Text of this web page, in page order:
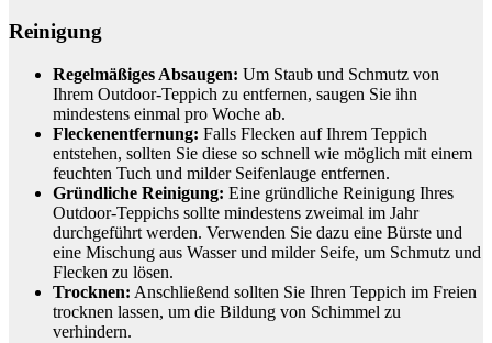
Reinigung
Regelmäßiges Absaugen: Um Staub und Schmutz von
Ihrem Outdoor-Teppich zu entfernen, saugen Sie ihn
mindestens einmal pro Woche ab.
Fleckenentfernung: Falls Flecken auf Ihrem Teppich
entstehen, sollten Sie diese so schnell wie möglich mit einem
feuchten Tuch und milder Seifenlauge entfernen.
Gründliche Reinigung: Eine gründliche Reinigung Ihres
Outdoor-Teppichs sollte mindestens zweimal im Jahr
durchgeführt werden. Verwenden Sie dazu eine Bürste und
eine Mischung aus Wasser und milder Seife, um Schmutz und
Flecken zu lösen.
Trocknen: Anschließend sollten Sie Ihren Teppich im Freien
trocknen lassen, um die Bildung von Schimmel zu
verhindern.